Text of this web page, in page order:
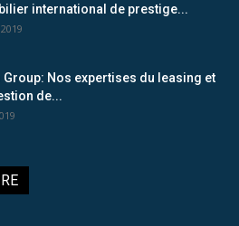
international de prestige...
Group: Nos expertises du leasing et
de...